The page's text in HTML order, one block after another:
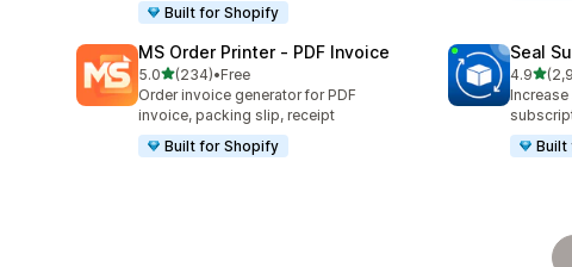
Built for Shopify
MS Order Printer ‑ PDF Invoice
5.05つ星中
(234)
合計レビュー数：234件
•Free
Order invoice generator for PDF
invoice, packing slip, receipt
Built for Shopify
Seal
4.95つ星
合計レ
Built